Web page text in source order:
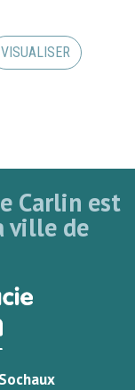
VISUALISER
Carlin est
ville de